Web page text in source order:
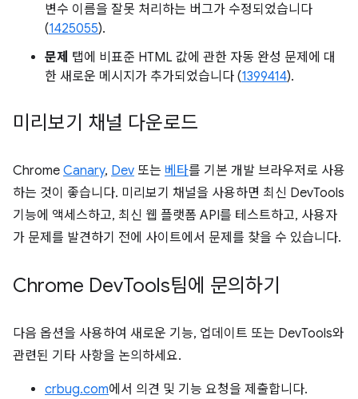
변수 이름을 잘못 처리하는 버그가 수정되었습니다
(1425055).
문제 탭에 비표준 HTML 값에 관한 자동 완성 문제에 대
한 새로운 메시지가 추가되었습니다 (1399414).
미리보기 채널 다운로드
Chrome Canary, Dev 또는 베타를 기본 개발 브라우저로 사용
하는 것이 좋습니다. 미리보기 채널을 사용하면 최신 DevTools
기능에 액세스하고, 최신 웹 플랫폼 API를 테스트하고, 사용자
가 문제를 발견하기 전에 사이트에서 문제를 찾을 수 있습니다.
Chrome DevTools팀에 문의하기
다음 옵션을 사용하여 새로운 기능, 업데이트 또는 DevTools와
관련된 기타 사항을 논의하세요.
crbug.com에서 의견 및 기능 요청을 제출합니다.